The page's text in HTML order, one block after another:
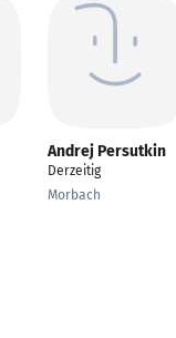
Andrej Persutkin
Derzeitig
Morbach